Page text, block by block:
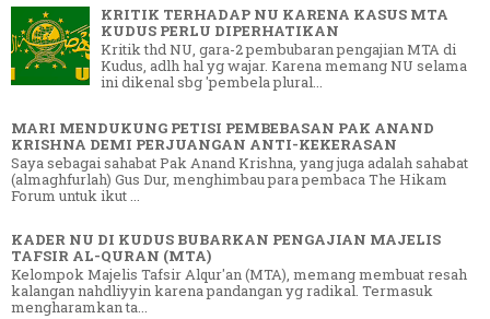
KRITIK TERHADAP NU KARENA KASUS MTA
KUDUS PERLU DIPERHATIKAN
Kritik thd NU, gara-2 pembubaran pengajian MTA di
Kudus, adlh hal yg wajar. Karena memang NU selama
ini dikenal sbg 'pembela plural...
MARI MENDUKUNG PETISI PEMBEBASAN PAK ANAND
KRISHNA DEMI PERJUANGAN ANTI-KEKERASAN
Saya sebagai sahabat Pak Anand Krishna, yang juga adalah sahabat
(almaghfurlah) Gus Dur, menghimbau para pembaca The Hikam
Forum untuk ikut ...
KADER NU DI KUDUS BUBARKAN PENGAJIAN MAJELIS
TAFSIR AL-QURAN (MTA)
Kelompok Majelis Tafsir Alqur'an (MTA), memang membuat resah
kalangan nahdliyyin karena pandangan yg radikal. Termasuk
mengharamkan ta...